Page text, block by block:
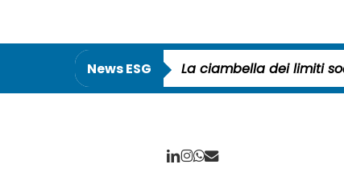
to
content
News ESG
linkedin
instagram
whatsapp
email